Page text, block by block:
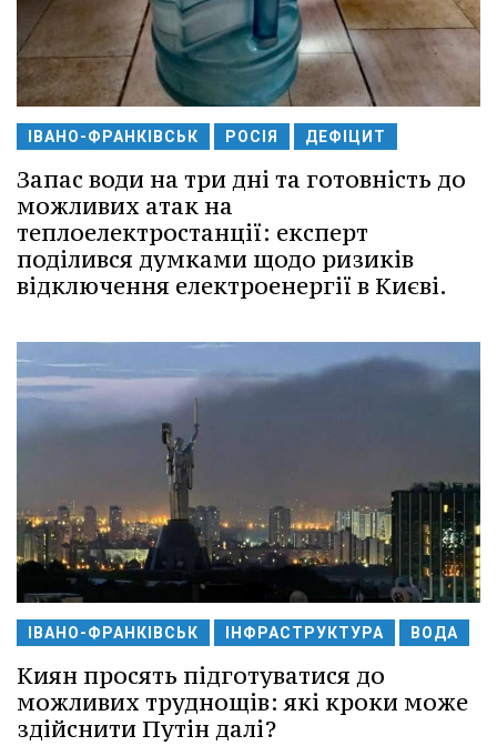
ІВАНО-ФРАНКІВСЬК РОСІЯ ДЕФІЦИТ
Запас води на три дні та готовність до
можливих атак на
теплоелектростанції: експерт
поділився думками щодо ризиків
відключення електроенергії в Києві.
ІВАНО-ФРАНКІВСЬК ІНФРАСТРУКТУРА ВОДА
Киян просять підготуватися до
можливих труднощів: які кроки може
здійснити Путін далі?